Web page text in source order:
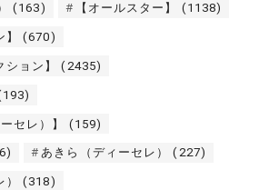
(163) 【オールスター】 (1138)
(670)
ション】 (2435)
セレ）】 (159)
あきら（ディーセレ） (227)
(318)